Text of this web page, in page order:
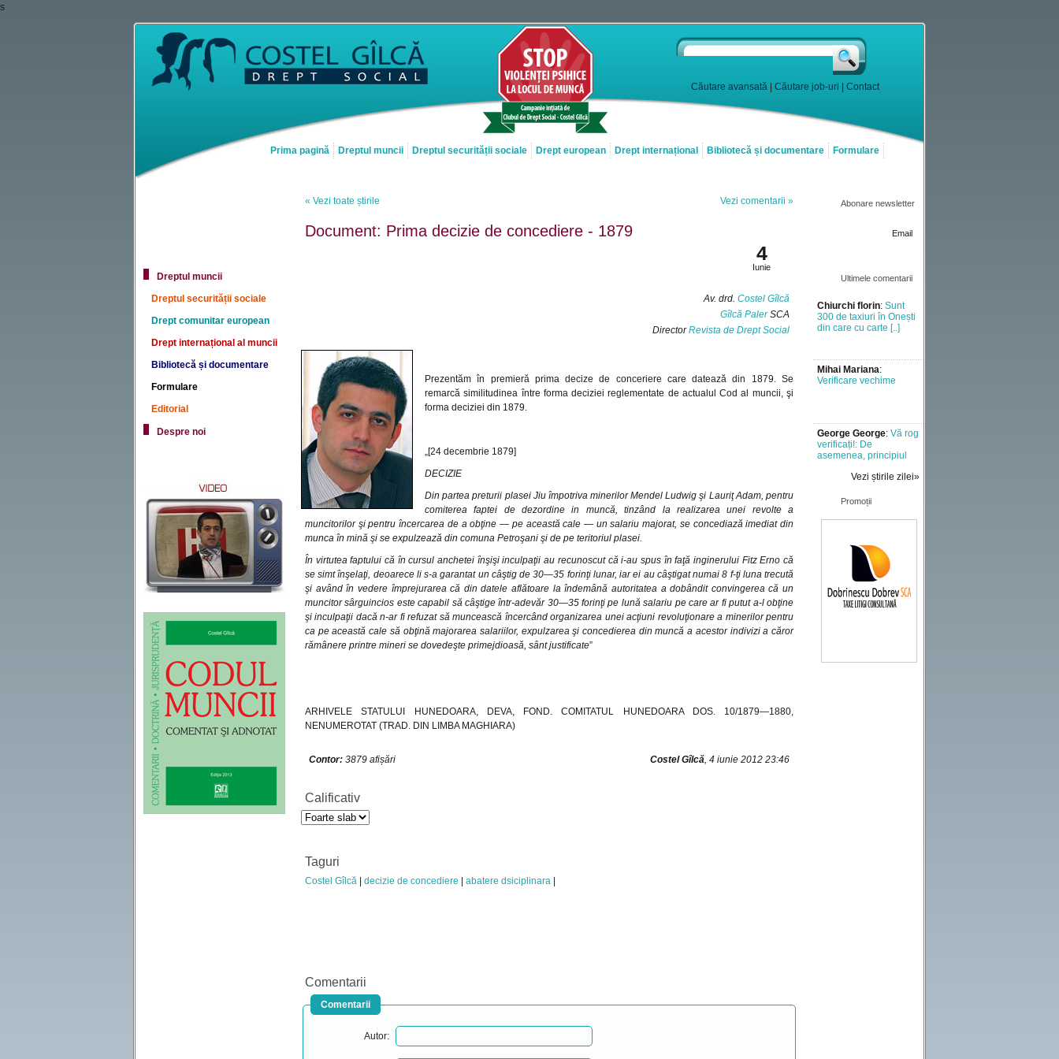
s
Căutare avansată Căutare job-uri Contact
Prima pagină Dreptul muncii Dreptul securității sociale Drept european Drept internațional Bibliotecă și documentare Formulare
« Vezi toate știrile Vezi comentarii »
4
Iunie
Document: Prima decizie de concediere - 1879
Av. drd. Costel Gîlcă
Gîlcă PalerSCA
DirectorRevista de Drept Social
Prezentăm în premieră prima decize de conceriere care datează din 1879. Se
remarcă similitudinea între forma deciziei reglementate de actualul Cod al muncii, şi
forma deciziei din 1879.
„[24 decembrie 1879]
DECIZIE
Din partea preturii plasei Jiu împotriva minerilor Mendel Ludwig şi Lauriţ Adam, pentru
comiterea faptei de dezordine in muncă, tinzând la realizarea unei revolte a
muncitorilor şi pentru încercarea de a obţine — pe această cale — un salariu majorat, se concediază imediat din
munca în mină şi se expulzează din comuna Petroşani şi de pe teritoriul plasei.
În virtutea faptului că în cursul anchetei înşişi inculpaţii au recunoscut că i-au spus în faţă inginerului Fitz Erno că
se simt înşelaţi, deoarece li s-a garantat un câştig de 30—35 forinţi lunar, iar ei au câştigat numai 8 f-ţi luna trecută
şi având în vedere împrejurarea că din datele aflătoare la îndemână autoritatea a dobândit convingerea că un
muncitor sârguincios este capabil să câştige într-adevăr 30—35 forinţi pe lună salariu pe care ar fi putut a-l obţine
şi inculpaţii dacă n-ar fi refuzat să muncească încercând organizarea unei acţiuni revoluţionare a minerilor pentru
ca pe această cale să obţină majorarea salariilor, expulzarea şi concedierea din muncă a acestor indivizi a căror
rămânere printre mineri se dovedeşte primejdioasă, sânt justificate”
ARHIVELE STATULUI HUNEDOARA, DEVA, FOND. COMITATUL HUNEDOARA DOS. 10/1879—1880,
NENUMEROTAT (TRAD. DIN LIMBA MAGHIARA)
Contor: 3879 afișări Costel Gîlcă, 4 iunie 2012 23:46
Calificativ
Taguri
Costel Gîlcă decizie de concediere abatere dsiciplinara
Comentarii
Comentarii
Autor:
Dreptul muncii
Dreptul securității sociale
Drept comunitar european
Drept internațional al muncii
Bibliotecă și documentare
Formulare
Editorial
Despre noi
Abonare newsletter
Email
Ultimele comentarii
Chiurchi florin: Sunt
300 de taxiuri în Onești
din care cu carte [..]
Mihai Mariana:
Verificare vechime
George George: Vă rog
verificați!: De
asemenea, principiul
credință [..]
Mădălina Maroga
semnal de alarmă la
adresa tuturor celor
Doresc sa aflu
vechimea in munca
incerc sa fac [..]
Vezi știrile zilei»
Promoții